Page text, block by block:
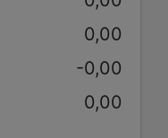
0,00
-0,00
0,00